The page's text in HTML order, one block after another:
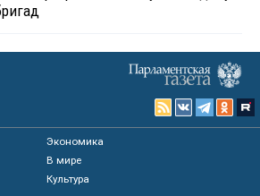
Экономика
В мире
Культура